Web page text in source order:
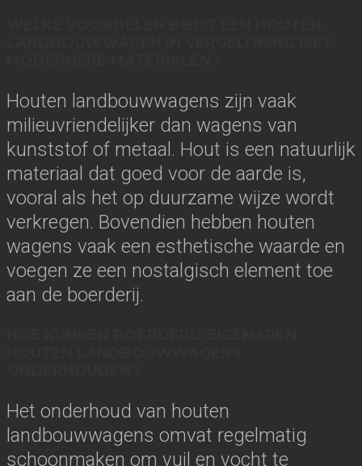
Houten landbouwwagens zijn vaak
milieuvriendelijker dan wagens van
kunststof of metaal. Hout is een natuurlijk
materiaal dat goed voor de aarde is,
vooral als het op duurzame wijze wordt
verkregen. Bovendien hebben houten
wagens vaak een esthetische waarde en
voegen ze een nostalgisch element toe
aan de boerderij.
Het onderhoud van houten
landbouwwagens omvat regelmatig
schoonmaken om vuil en vocht te